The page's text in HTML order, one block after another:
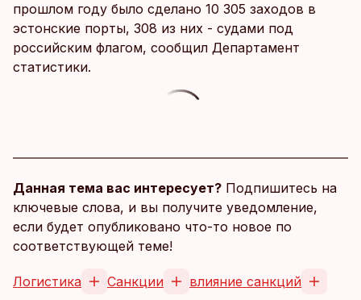
прошлом году было сделано 10 305 заходов в
эстонские порты, 308 из них - судами под
российским флагом, сообщил Департамент
статистики.
Данная тема вас интересует? Подпишитесь на
ключевые слова, и вы получите уведомление,
если будет опубликовано что-то новое по
соответствующей теме!
Логистика Санкции влияние санкций